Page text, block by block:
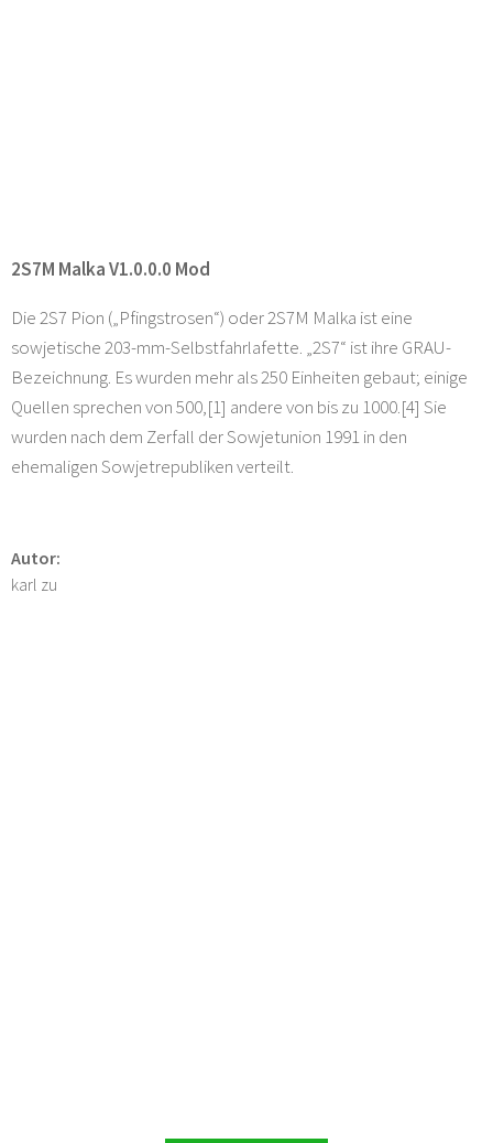
2S7M Malka V1.0.0.0 Mod
Die 2S7 Pion („Pfingstrosen“) oder 2S7M Malka ist eine
sowjetische 203-mm-Selbstfahrlafette. „2S7“ ist ihre GRAU-
Bezeichnung. Es wurden mehr als 250 Einheiten gebaut; einige
Quellen sprechen von 500,[1] andere von bis zu 1000.[4] Sie
wurden nach dem Zerfall der Sowjetunion 1991 in den
ehemaligen Sowjetrepubliken verteilt.
Autor:
karl zu